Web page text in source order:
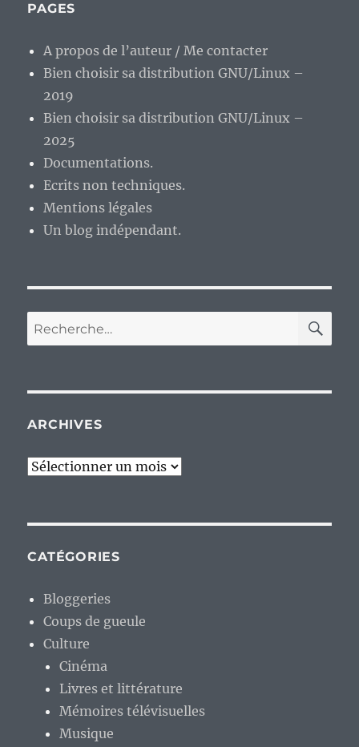
PAGES
A propos de l’auteur / Me contacter
Bien choisir sa distribution GNU/Linux –
2019
Bien choisir sa distribution GNU/Linux –
2025
Documentations.
Ecrits non techniques.
Mentions légales
Un blog indépendant.
Recherche
pour :
ARCHIVES
Archives
CATÉGORIES
Bloggeries
Coups de gueule
Culture
Cinéma
Livres et littérature
Mémoires télévisuelles
Musique